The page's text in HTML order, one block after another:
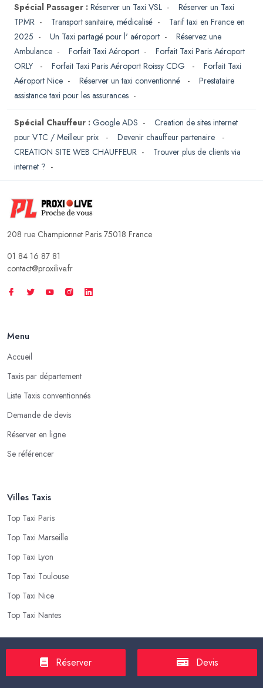
Spécial Passager : Réserver un Taxi VSL - Réserver un Taxi
TPMR - Transport sanitaire, médicalisé - Tarif taxi en France en
2025 - Un Taxi partagé pour l' aéroport - Réservez une
Ambulance - Forfait Taxi Aéroport - Forfait Taxi Paris Aéroport
ORLY
- Forfait Taxi Paris Aéroport Roissy CDG - Forfait Taxi
Aéroport Nice - Réserver un taxi conventionné - Prestataire
assistance taxi pour les assurances -
Spécial Chauffeur : Google ADS - Creation de sites internet
pour VTC / Meilleur prix
- Devenir chauffeur partenaire
-
CREATION SITE WEB CHAUFFEUR - Trouver plus de clients via
internet ? -
208 rue Championnet Paris 75018 France
01 84 16 87 81
contact@proxilive.fr
Menu
Accueil
Taxis par département
Liste Taxis conventionnés
Demande de devis
Réserver en ligne
Se référencer
Villes Taxis
Top Taxi Paris
Top Taxi Marseille
Top Taxi Lyon
Top Taxi Toulouse
Top Taxi Nice
Top Taxi Nantes
Top Taxis
Tarif Course Taxi
Réserver Devis